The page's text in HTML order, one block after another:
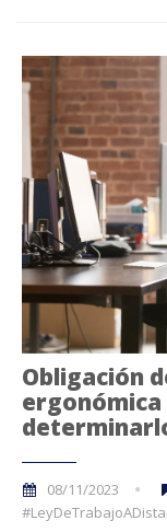
Obligación
08/11/2023